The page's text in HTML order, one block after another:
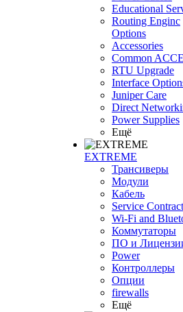
Educational
Routing Enginc
Options
Accessories
Common
RTU Upgrade
Interface
Juniper Care
Direct
Power Supplies
Ещё
EXTREME
Трансиверы
Модули
Кабель
Service Contract
Wi-Fi and
Коммутаторы
ПО и
Power
Контроллеры
Опции
firewalls
Ещё